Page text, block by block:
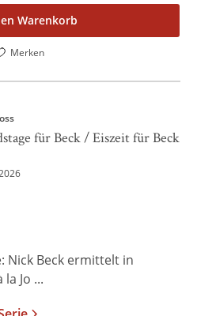
Warenkorb
Merken
für Beck / Eiszeit für Beck
Nick Beck ermittelt in
Jo ...